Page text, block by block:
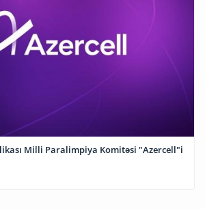
Milli Paralimpiya Komitəsi "Azercell"i